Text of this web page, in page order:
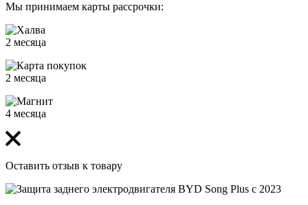
Мы принимаем карты рассрочки:
2 месяца
2 месяца
4 месяца
Оставить отзыв к товару